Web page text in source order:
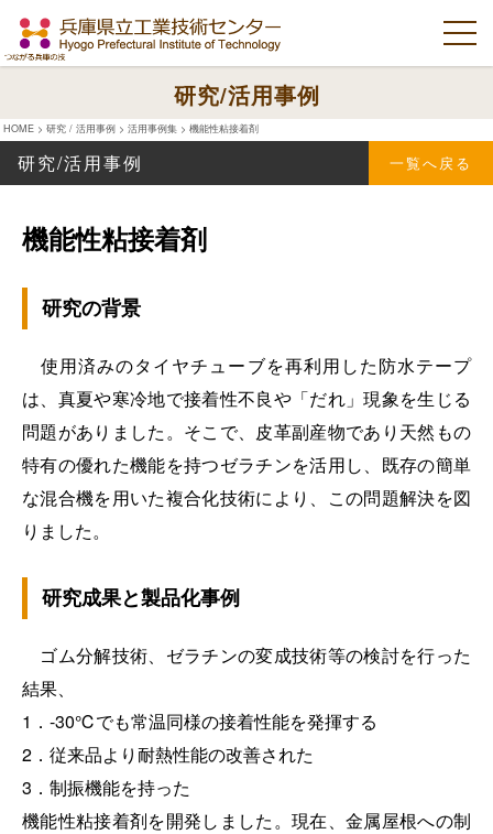
研究/活用事例
HOME > 研究 / 活用事例 > 活用事例集 > 機能性粘接着剤
研究/活用事例 一覧へ戻る
機能性粘接着剤
研究の背景
使用済みのタイヤチューブを再利用した防水テープ
は、真夏や寒冷地で接着性不良や「だれ」現象を生じる
問題がありました。そこで、皮革副産物であり天然もの
特有の優れた機能を持つゼラチンを活用し、既存の簡単
な混合機を用いた複合化技術により、この問題解決を図
りました。
研究成果と製品化事例
ゴム分解技術、ゼラチンの変成技術等の検討を行った
結果、
1．-30℃でも常温同様の接着性能を発揮する
2．従来品より耐熱性能の改善された
3．制振機能を持った
機能性粘接着剤を開発しました。現在、金属屋根への制